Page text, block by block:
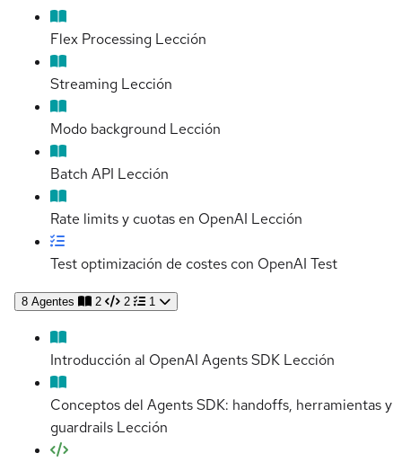
Flex Processing Lección
Streaming Lección
Modo background Lección
Batch API Lección
Rate limits y cuotas en OpenAI Lección
Test optimización de costes con OpenAI Test
8 Agentes 2 2 1
Introducción al OpenAI Agents SDK Lección
Conceptos del Agents SDK: handoffs, herramientas y
guardrails Lección